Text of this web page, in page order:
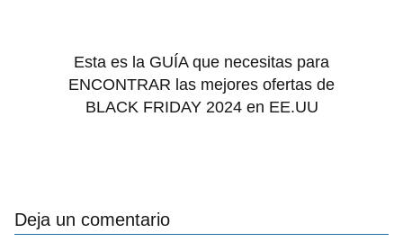
Esta es la GUÍA que necesitas para
ENCONTRAR las mejores ofertas de
BLACK FRIDAY 2024 en EE.UU
Deja un comentario